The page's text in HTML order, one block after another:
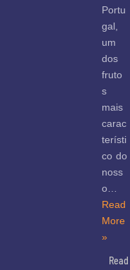
Portu
gal,
um
dos
fruto
s
mais
carac
terísti
co do
noss
o…
Read
More
»
Read